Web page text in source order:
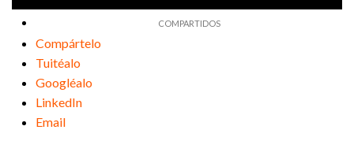
Compártelo
Tuitéalo
Googléalo
LinkedIn
Email